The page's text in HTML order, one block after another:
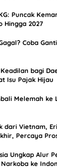
Puncak
Hingga 2027
Coba
bagi
Isu Pajak Hijau
Melemah ke
dari Vietnam,
Percaya
Ungkap Alur
Narkoba ke